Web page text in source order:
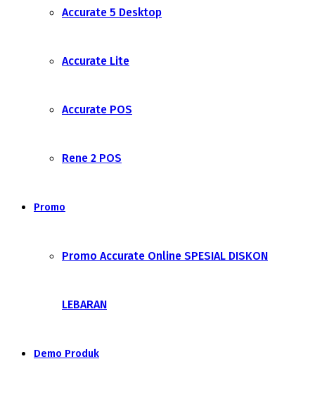
Accurate 5 Desktop
Accurate Lite
Accurate POS
Rene 2 POS
Promo
Promo Accurate Online SPESIAL DISKON
LEBARAN
Demo Produk